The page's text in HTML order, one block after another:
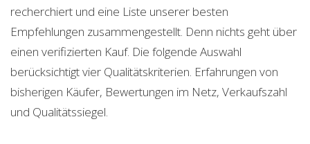
recherchiert und eine Liste unserer besten
Empfehlungen zusammengestellt. Denn nichts geht über
einen verifizierten Kauf. Die folgende Auswahl
berücksichtigt vier Qualitätskriterien. Erfahrungen von
bisherigen Käufer, Bewertungen im Netz, Verkaufszahl
und Qualitätssiegel.